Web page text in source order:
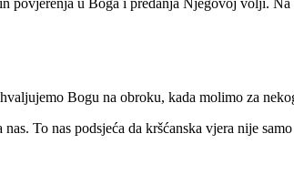
povjerenja u Boga i predanja Njegovoj volji. Na
Bogu na obroku, kada molimo za
To nas podsjeća da kršćanska vjera nije